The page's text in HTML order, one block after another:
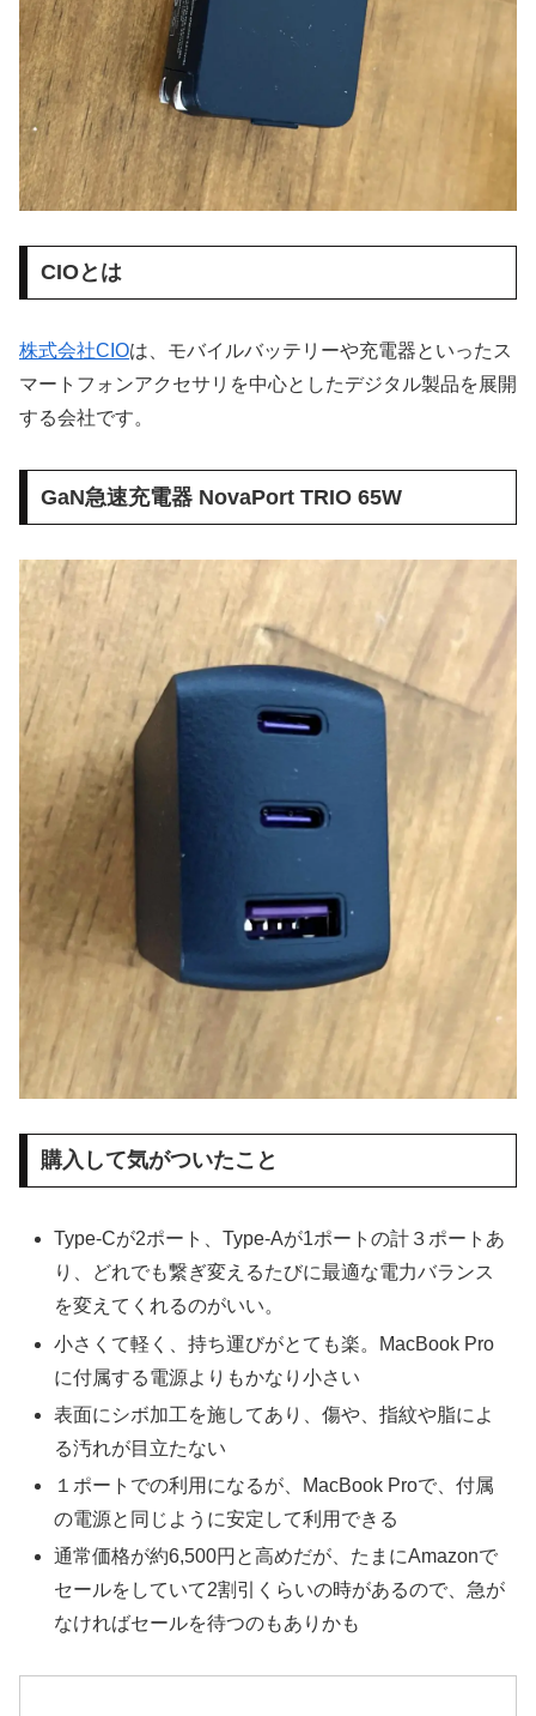
CIOとは
株式会社CIOは、モバイルバッテリーや充電器といったス
マートフォンアクセサリを中心としたデジタル製品を展開
する会社です。
GaN急速充電器 NovaPort TRIO 65W
購入して気がついたこと
Type-Cが2ポート、Type-Aが1ポートの計３ポートあ
り、どれでも繋ぎ変えるたびに最適な電力バランス
を変えてくれるのがいい。
小さくて軽く、持ち運びがとても楽。MacBook Pro
に付属する電源よりもかなり小さい
表面にシボ加工を施してあり、傷や、指紋や脂によ
る汚れが目立たない
１ポートでの利用になるが、MacBook Proで、付属
の電源と同じように安定して利用できる
通常価格が約6,500円と高めだが、たまにAmazonで
セールをしていて2割引くらいの時があるので、急が
なければセールを待つのもありかも